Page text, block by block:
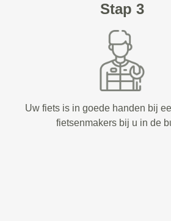
Stap 3
Uw fiets is in goede handen bij
fietsenmakers bij u in de